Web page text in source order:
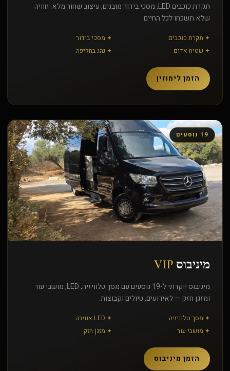
תקרת כוכבים LED, מסכי בידור מובנים, עיצוב שחור מלא. חוויה
שלא תשכחו לכל החיים.
✦ תקרת כוכבים
✦ מסכי בידור
✦ שטיח אדום
✦ נהג בחליפה
הזמן לימוזין
19 נוסעים
מיניבוס VIP
מיניבוס יוקרתי ל-19 נוסעים עם מסך טלוויזיה, LED, מושבי עור
ומזגן חזק — לאירועים, טיולים וקבוצות.
✦ מסך טלוויזיה
✦ LED אווירה
✦ מושבי עור
✦ מזגן חזק
הזמן מיניבוס